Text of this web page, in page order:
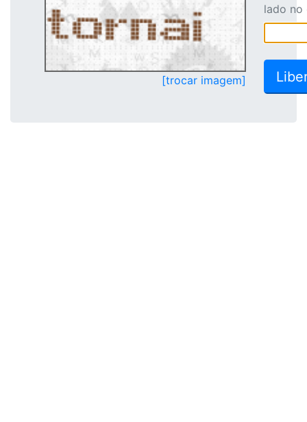
[trocar imagem]
lado no